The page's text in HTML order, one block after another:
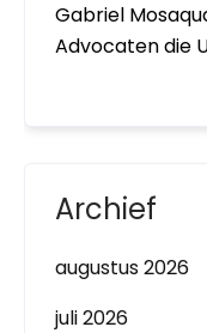
Gabriel
Advocaten die
Archief
augustus 2026
juli 2026